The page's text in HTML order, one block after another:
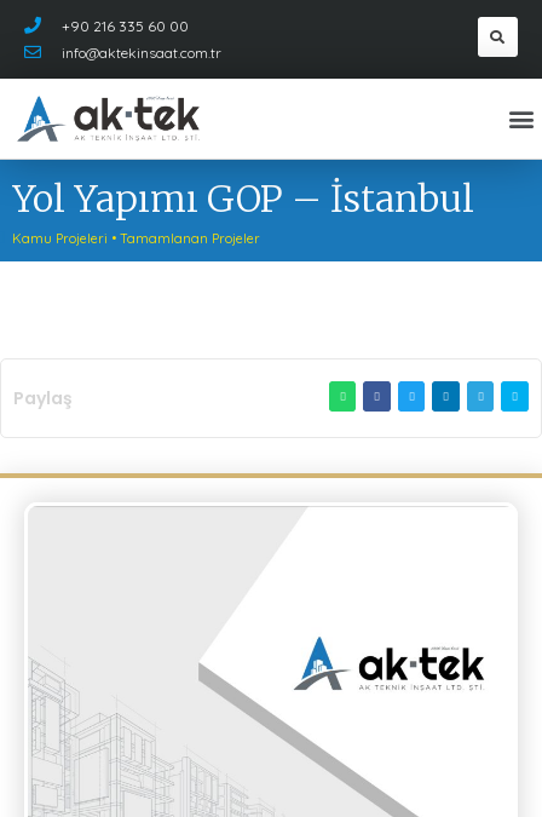
+90 216 335 60 00
info@aktekinsaat.com.tr
Yol Yapımı GOP – İstanbul
Kamu Projeleri • Tamamlanan Projeler
Paylaş